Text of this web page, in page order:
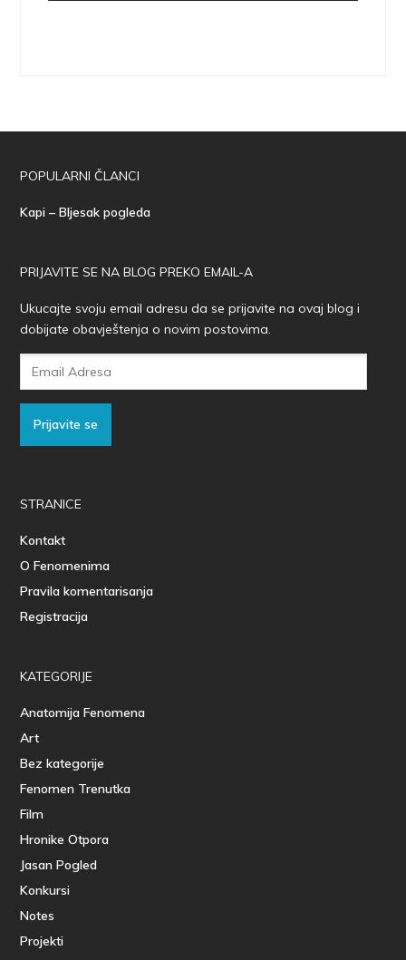
POPULARNI ČLANCI
Kapi – Bljesak pogleda
PRIJAVITE SE NA BLOG PREKO EMAIL-A
Ukucajte svoju email adresu da se prijavite na ovaj blog i
dobijate obavještenja o novim postovima.
Prijavite se
STRANICE
Kontakt
O Fenomenima
Pravila komentarisanja
Registracija
KATEGORIJE
Anatomija Fenomena
Art
Bez kategorije
Fenomen Trenutka
Film
Hronike Otpora
Jasan Pogled
Konkursi
Notes
Projekti